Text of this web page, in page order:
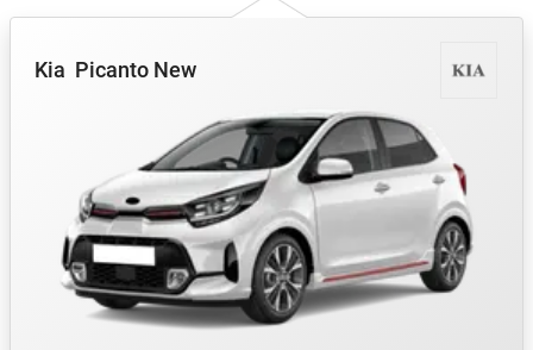
Kia Picanto New